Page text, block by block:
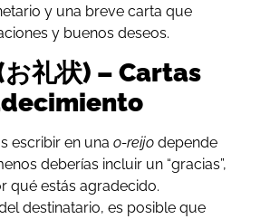
y una breve carta que
y buenos deseos.
礼状) – Cartas
escribir en una o-reijodepende
deberías incluir un “gracias”,
qué estás agradecido.
destinatario, es posible que